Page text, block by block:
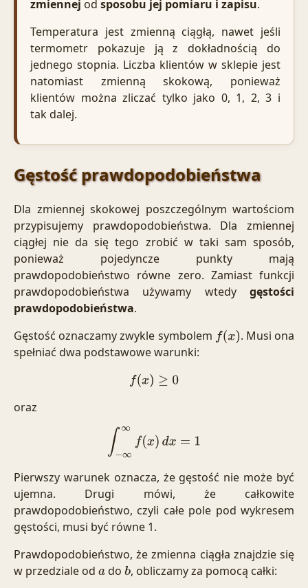
zmiennej odsposobu jej pomiaru i zapisu.
Temperatura jest zmienną ciągłą, nawet jeśli
termometr pokazuje ją z dokładnością do
jednego stopnia. Liczba klientów w sklepie jest
natomiast zmienną skokową, ponieważ
klientów można zliczać tylko jako 0, 1, 2, 3 i
tak dalej.
Gęstość prawdopodobieństwa
Dla zmiennej skokowej poszczególnym wartościom
przypisujemy prawdopodobieństwa. Dla zmiennej
ciągłej nie da się tego zrobić w taki sam sposób,
ponieważ pojedyncze punkty mają
prawdopodobieństwo równe zero. Zamiast funkcji
prawdopodobieństwa używamy wtedy gęstości
prawdopodobieństwa.
Gęstość oznaczamy zwykle symbolem f(x)
. Musi ona
spełniać dwa podstawowe warunki:
f(x) ≥0
oraz
−∞∞f(x )dx
Pierwszy warunek oznacza, że gęstość nie może być
ujemna. Drugi mówi, że całkowite
prawdopodobieństwo, czyli całe pole pod wykresem
gęstości, musi być równe 1.
Prawdopodobieństwo, że zmienna ciągła znajdzie się
w przedziale od a dob, obliczamy za pomocą całki: